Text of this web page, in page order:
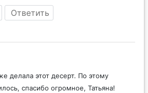
Ответить
делала этот десерт. По этому
спасибо огромное, Татьяна!